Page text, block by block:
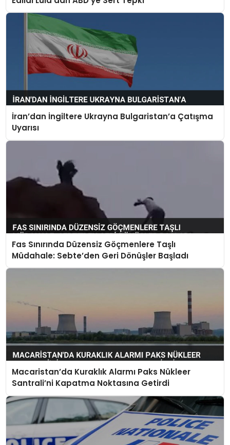
İran’dan İngiltere Ukrayna Bulgaristan’a Çatışma
Uyarısı
Fas Sınırında Düzensiz Göçmenlere Taşlı
Müdahale: Sebte’den Geri Dönüşler Başladı
Macaristan’da Kuraklık Alarmı Paks Nükleer
Santrali’ni Kapatma Noktasına Getirdi